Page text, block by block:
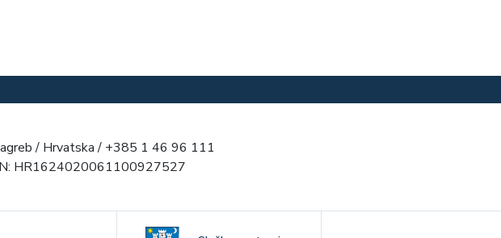
/ Hrvatska / +385 1 46 96 111
HR1624020061100927527